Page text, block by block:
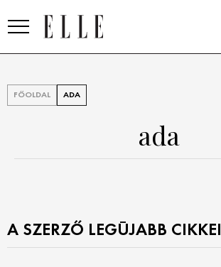
ELLE DIGITAL
FŐOLDAL ADA
ada
A SZERZŐ LEGÚJABB CIKKEI